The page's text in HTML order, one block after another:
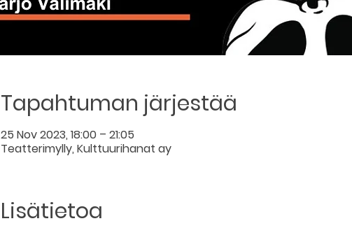
Tapahtuman järjestää
25 Nov 2023, 18:00 – 21:05
Teatterimylly, Kulttuurihanat ay
Lisätietoa